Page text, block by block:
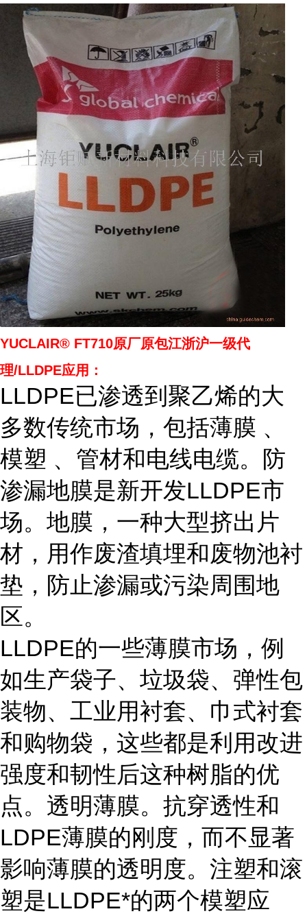
YUCLAIR® FT710原厂原包江浙沪一级代
理/LLDPE应用：
LLDPE已渗透到聚乙烯的大
多数传统市场，包括薄膜 、
模塑 、管材和电线电缆。防
渗漏地膜是新开发LLDPE市
场。地膜，一种大型挤出片
材，用作废渣填埋和废物池衬
垫，防止渗漏或污染周围地
区。
LLDPE的一些薄膜市场，例
如生产袋子、垃圾袋、弹性包
装物、工业用衬套、巾式衬套
和购物袋，这些都是利用改进
强度和韧性后这种树脂的优
点。透明薄膜。抗穿透性和
LDPE薄膜的刚度，而不显著
影响薄膜的透明度。注塑和滚
塑是LLDPE*的两个模塑应